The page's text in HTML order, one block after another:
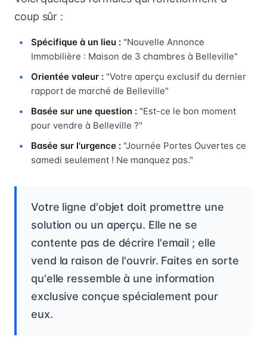
coup sûr :
Spécifique à un lieu : "Nouvelle Annonce
Immobilière : Maison de 3 chambres à Belleville"
Orientée valeur : "Votre aperçu exclusif du dernier
rapport de marché de Belleville"
Basée sur une question : "Est-ce le bon moment
pour vendre à Belleville ?"
Basée sur l'urgence : "Journée Portes Ouvertes ce
samedi seulement ! Ne manquez pas."
Votre ligne d'objet doit promettre une
solution ou un aperçu. Elle ne se
contente pas de décrire l'email ; elle
vend la raison de l'ouvrir. Faites en sorte
qu'elle ressemble à une information
exclusive conçue spécialement pour
eux.